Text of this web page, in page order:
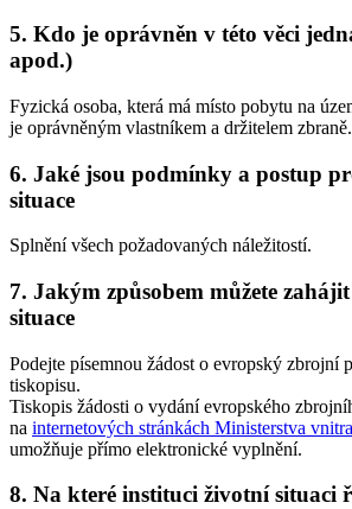
5. Kdo je oprávněn v této věci
apod.)
Fyzická osoba, která má místo pobytu na
je oprávněným vlastníkem a držitelem zbraně.
6. Jaké jsou podmínky a postup
situace
Splnění všech požadovaných náležitostí.
7. Jakým způsobem můžete
situace
Podejte písemnou žádost o evropský zbrojní
tiskopisu.
Tiskopis žádosti o vydání evropského
na internetových stránkách Ministerstva vnitra
umožňuje přímo elektronické vyplnění.
8. Na které instituci životní situaci